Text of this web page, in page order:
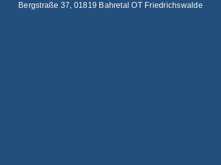
Bergstraße 37, 01819 Bahretal OT Friedrichswalde